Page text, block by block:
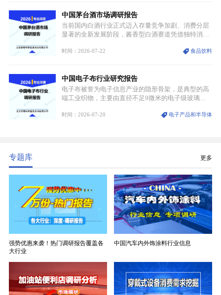
密制造流程。
中国茅台酒市场调研报告
当前国内白酒行业正式迈入存量竞争加剧、消费分层
显著的全新发展阶段，酱香型白酒赛道凭借独特消费
道。贵州茅台凭借独一无二的核心产区壁垒、刚性产
业。
时间：2026-07-22 食品饮料
中国电子布行业研究报告
电子布被誉为电子信息产业的隐形骨架，是典型的高
端工业织物，主要由直径不足9微米的电子级玻璃纤
生产制造过程中不可或缺的核心基材。电子布具备高
时间：2026-07-20 电子产品和半导体
专题库 更多
强势优惠来袭！热门调研报告覆盖各
大行业
中国汽车内外饰涂料行业信息